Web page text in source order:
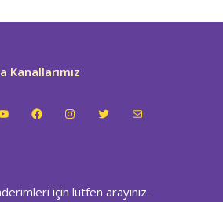
Kanallarımız
FacebookInstagramTwitterE-posta
için lütfen arayınız.